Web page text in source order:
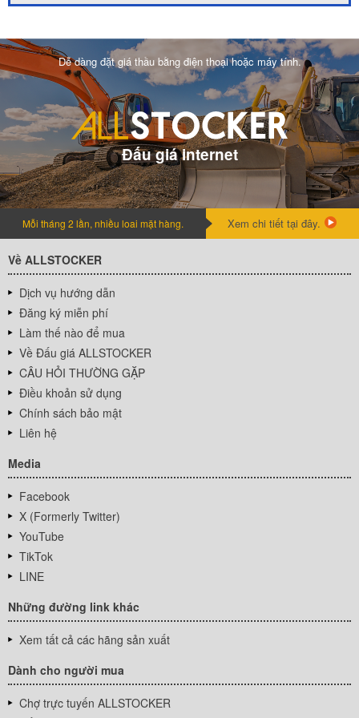
Dễ dàng đặt giá thầu bằng điện thoại hoặc máy tính.
Đấu giá internet
Mỗi tháng 2 lần, nhiều loai mặt hàng. Xem chi tiết tại đây.
Về ALLSTOCKER
Dịch vụ hướng dẫn
Đăng ký miễn phí
Làm thế nào để mua
Về Đấu giá ALLSTOCKER
CÂU HỎI THƯỜNG GẶP
Điều khoản sử dụng
Chính sách bảo mật
Liên hệ
Media
Facebook
X (Formerly Twitter)
YouTube
TikTok
LINE
Những đường link khác
Xem tất cả các hãng sản xuất
Dành cho người mua
Chợ trực tuyến ALLSTOCKER